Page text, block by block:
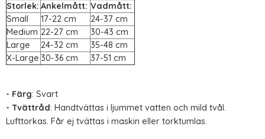
Storlek: Ankelmått: Vadmått:
Small
17-22 cm
24-37 cm
Medium 22-27 cm
30-43 cm
Large
24-32 cm
35-48 cm
X-Large 30-36 cm 37-51 cm
- Färg: Svart
- Tvättråd: Handtvättas i ljummet vatten och mild tvål.
Lufttorkas. Får ej tvättas i maskin eller torktumlas.